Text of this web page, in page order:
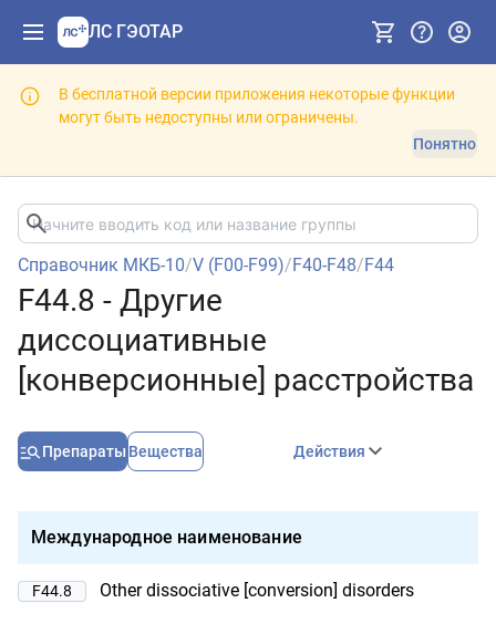
ЛС ГЭОТАР
В бесплатной версии приложения некоторые функции
могут быть недоступны или ограничены.
Понятно
Справочник МКБ-10/V (F00-F99)/F40-F48/F44
F44.8 - Другие
диссоциативные
[конверсионные] расстройства
Препараты Вещества Действия
Международное наименование
F44.8 Other dissociative [conversion] disorders